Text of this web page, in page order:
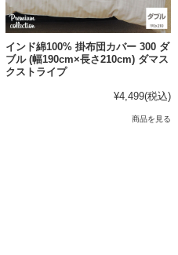
インド綿100% 掛布団カバー 300 ダ
ブル (幅190cm×長さ210cm) ダマス
クストライプ
¥4,499(税込)
商品を見る